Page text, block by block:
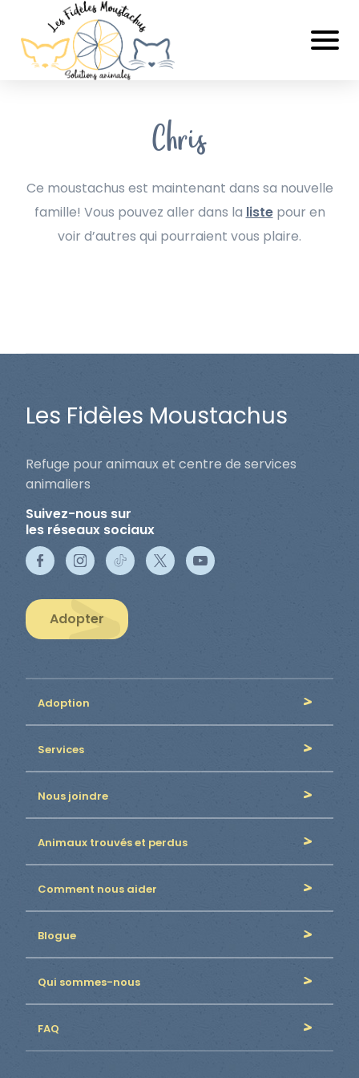
Chris
Ce moustachus est maintenant dans sa nouvelle
famille! Vous pouvez aller dans la listepour en
voir d’autres qui pourraient vous plaire.
Les Fidèles Moustachus
Refuge pour animaux et centre de services
animaliers
Suivez-nous sur
les réseaux sociaux
Adopter
Adoption
Services
Nous joindre
Animaux trouvés et perdus
Comment nous aider
Blogue
Qui sommes-nous
FAQ